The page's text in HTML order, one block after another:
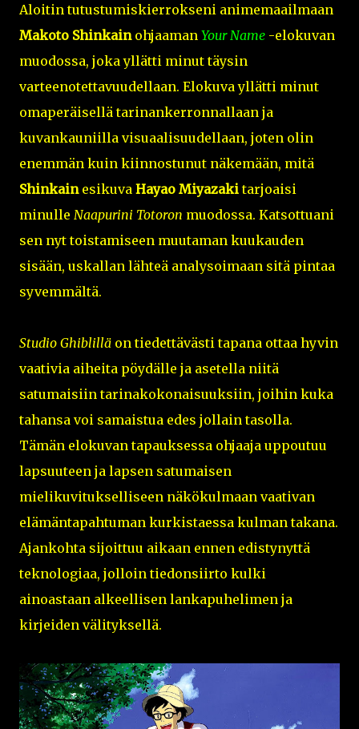
Aloitin tutustumiskierrokseni animemaailmaan
Makoto Shinkainohjaaman Your Name -elokuvan
muodossa, joka yllätti minut täysin
varteenotettavuudellaan. Elokuva yllätti minut
omaperäisellä tarinankerronnallaan ja
kuvankauniilla visuaalisuudellaan, joten olin
enemmän kuin kiinnostunut näkemään, mitä
Shinkainesikuva Hayao Miyazakitarjoaisi
minulle Naapurini Totoron muodossa. Katsottuani
sen nyt toistamiseen muutaman kuukauden
sisään, uskallan lähteä analysoimaan sitä pintaa
syvemmältä.
Studio Ghiblillä on tiedettävästi tapana ottaa hyvin
vaativia aiheita pöydälle ja asetella niitä
satumaisiin tarinakokonaisuuksiin, joihin kuka
tahansa voi samaistua edes jollain tasolla.
Tämän elokuvan tapauksessa ohjaaja uppoutuu
lapsuuteen ja lapsen satumaisen
mielikuvitukselliseen näkökulmaan vaativan
elämäntapahtuman kurkistaessa kulman takana.
Ajankohta sijoittuu aikaan ennen edistynyttä
teknologiaa, jolloin tiedonsiirto kulki
ainoastaan alkeellisen lankapuhelimen ja
kirjeiden välityksellä.